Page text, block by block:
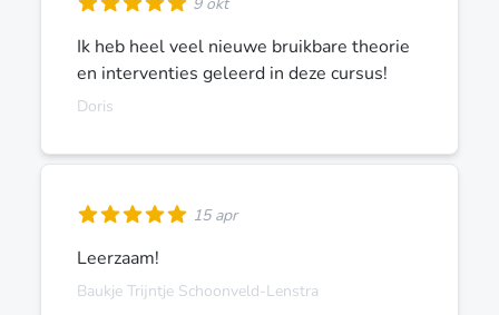
Ik heb heel veel nieuwe bruikbare theorie
en interventies geleerd in deze cursus!
Doris
15 apr
Leerzaam!
Baukje Trijntje Schoonveld-Lenstra